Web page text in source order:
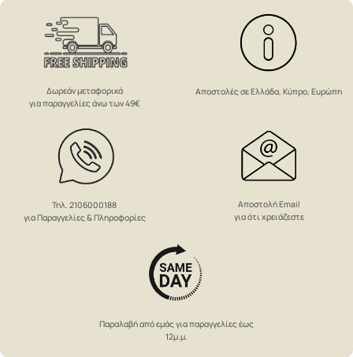
Δωρεάν μεταφορικά
για παραγγελίες άνω των 49€
Αποστολές σε Ελλάδα, Κύπρο, Ευρώπη
Τηλ. 2106000188
για Παραγγελίες & Πληροφορίες
Αποστολή Email
για ότι χρειάζεστε
Παραλαβή από εμάς για παραγγελίες έως
12μ.μ.